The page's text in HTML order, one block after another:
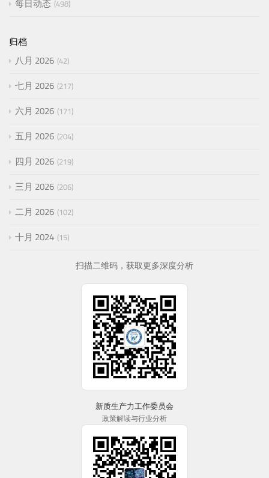
每日动态 498
归档
八月 2026 42
七月 2026 217
六月 2026 171
五月 2026 204
四月 2026 219
三月 2026 206
二月 2026 102
十月 2024 15
扫描二维码，获取更多深度分析
新质生产力工作委员会
政策解读与行业分析